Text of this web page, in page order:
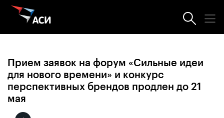
Новости АСИ
Прием заявок на форум «Сильные идеи
для нового времени» и конкурс
перспективных брендов продлен до 21
мая